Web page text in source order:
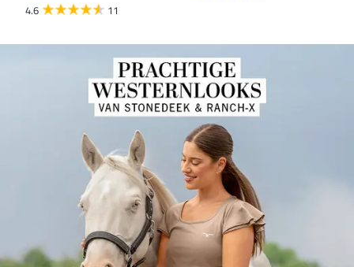
4.6 11